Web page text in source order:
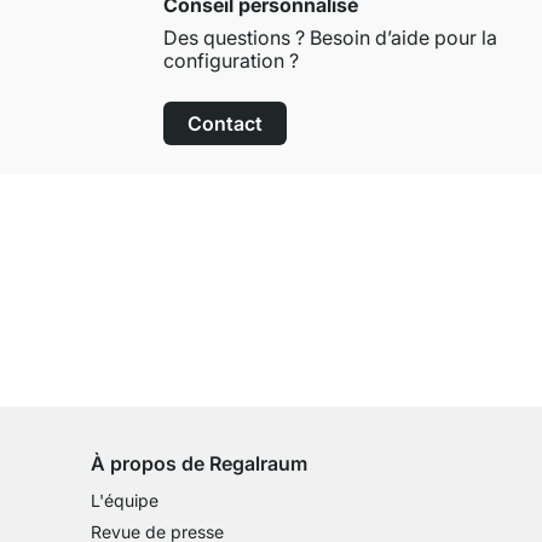
Des questions ? Besoin d’aide pour la
configuration ?
Contact
À propos de Regalraum
L'équipe
Revue de presse